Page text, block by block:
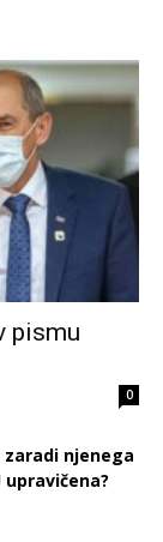
pismu
0
njenega